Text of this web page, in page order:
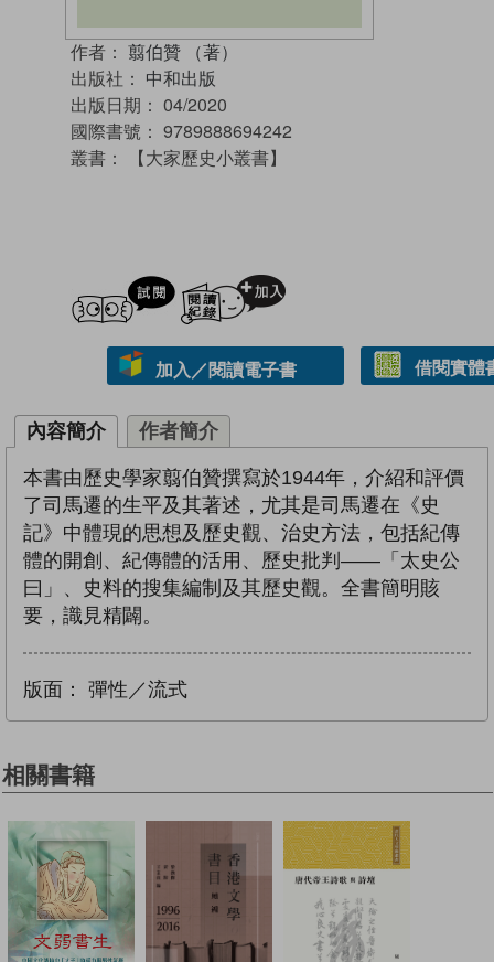
作者： 翦伯贊 （著）
出版社： 中和出版
出版日期： 04/2020
國際書號： 9789888694242
叢書：
【大家歷史小叢書】
試閲
加入／閱讀電子書 借閱實體
內容簡介 作者簡介
本書由歷史學家翦伯贊撰寫於1944年，介紹和評價
了司馬遷的生平及其著述，尤其是司馬遷在《史
記》中體現的思想及歷史觀、治史方法，包括紀傳
體的開創、紀傳體的活用、歷史批判——「太史公
曰」、史料的搜集編制及其歷史觀。全書簡明賅
要，識見精闢。
版面： 彈性／流式
相關書籍